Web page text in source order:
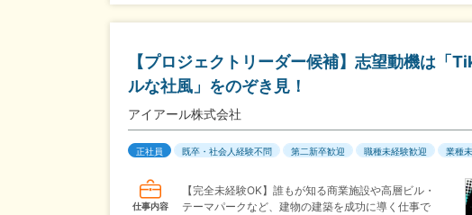
【プロジェクトリーダー候補】志望動機は「
ルな社風」をのぞき見！
アイアール株式会社
正社員 既卒・社会人経験不問 第二新卒歓迎 職種未経験歓迎 業種
仕事内容
【完全未経験OK】誰もが知る商業施設や高層ビル・
テーマパークなど、建物の建築を成功に導く仕事で